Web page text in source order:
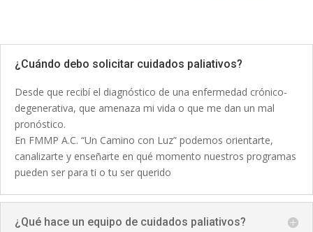
¿Cuándo debo solicitar cuidados paliativos?
Desde que recibí el diagnóstico de una enfermedad crónico-
degenerativa, que amenaza mi vida o que me dan un mal
pronóstico.
En FMMP A.C. “Un Camino con Luz” podemos orientarte,
canalizarte y enseñarte en qué momento nuestros programas
pueden ser para ti o tu ser querido
¿Qué hace un equipo de cuidados paliativos?